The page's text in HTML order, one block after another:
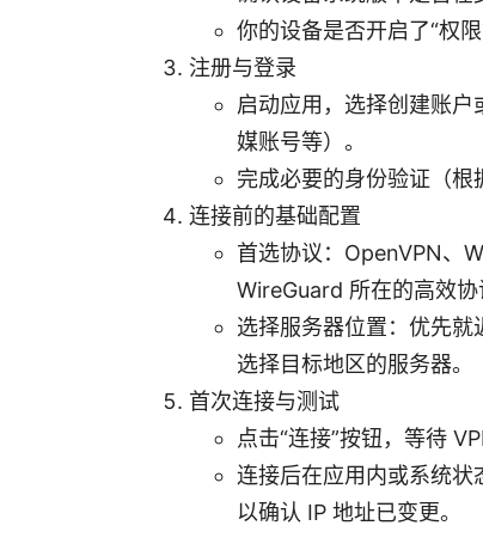
你的设备是否开启了“权
注册与登录
启动应用，选择创建账
媒账号等）。
完成必要的身份验证（根
连接前的基础配置
首选协议：OpenVPN、
WireGuard 所在的高效协
选择服务器位置：优先
选择目标地区的服务器。
首次连接与测试
点击“连接”按钮，等待
连接后在应用内或系统
以确认 IP 地址已变更。